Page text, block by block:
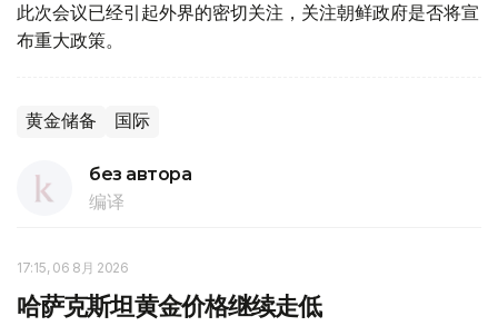
此次会议已经引起外界的密切关注，关注朝鲜政府是否将宣
布重大政策。
黄金储备 国际
без автора
编译
17:15, 06 8月 2026
哈萨克斯坦黄金价格继续走低